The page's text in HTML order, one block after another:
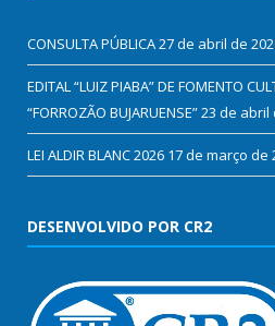
CONSULTA PÚBLICA27 de abril de
EDITAL “LUIZ PIABA” DE FOMENTO
“FORROZÃO BUJARUENSE”23 de abril
LEI ALDIR BLANC 2026 17 de março de
DESENVOLVIDO POR CR2